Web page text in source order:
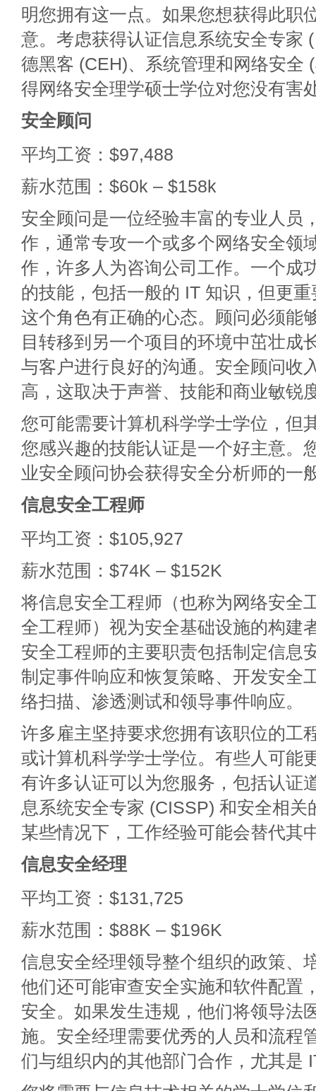
明您拥有这一点。如果您想获得此职
意。考虑获得认证信息系统安全专家
德黑客 (CEH)、系统管理和网络安全
得网络安全理学硕士学位对您没有害
安全顾问
平均工资：$97,488
薪水范围：$60k – $158k
安全顾问是一位经验丰富的专业人员
作，通常专攻一个或多个网络安全领
作，许多人为咨询公司工作。一个成
的技能，包括一般的 IT 知识，但更
这个角色有正确的心态。顾问必须能
目转移到另一个项目的环境中茁壮成
与客户进行良好的沟通。安全顾问收
高，这取决于声誉、技能和商业敏锐
您可能需要计算机科学学士学位，但
您感兴趣的技能认证是一个好主意。
业安全顾问协会获得安全分析师的一
信息安全工程师
平均工资：$105,927
薪水范围：$74K – $152K
将信息安全工程师（也称为网络安全
全工程师）视为安全基础设施的构建
安全工程师的主要职责包括制定信息
制定事件响应和恢复策略、开发安全
络扫描、渗透测试和领导事件响应。
许多雇主坚持要求您拥有该职位的工
或计算机科学学士学位。有些人可能
有许多认证可以为您服务，包括认证
息系统安全专家 (CISSP) 和安全相关
某些情况下，工作经验可能会替代其
信息安全经理
平均工资：$131,725
薪水范围：$88K – $196K
信息安全经理领导整个组织的政策、
他们还可能审查安全实施和软件配置
安全。如果发生违规，他们将领导法
施。安全经理需要优秀的人员和流程
们与组织内的其他部门合作，尤其是